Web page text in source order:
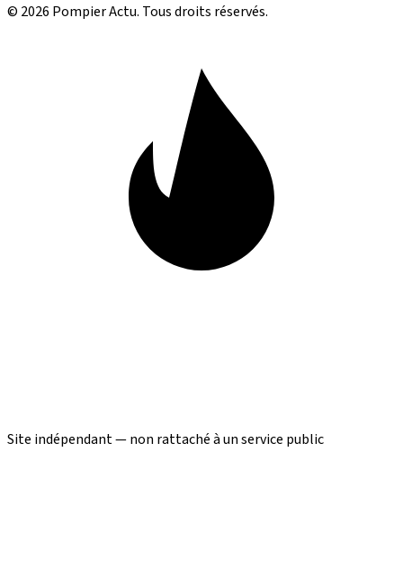
© 2026 Pompier Actu. Tous droits réservés.
Site indépendant — non rattaché à un service public